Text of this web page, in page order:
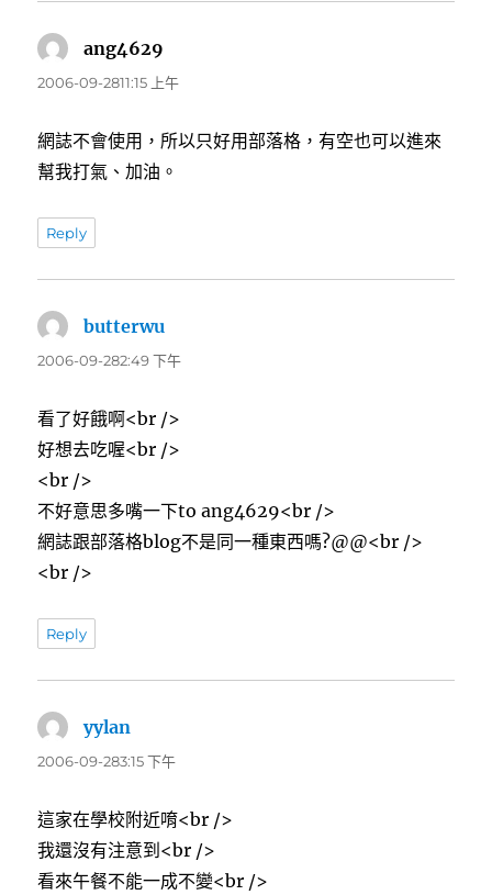
ang4629
示:
2006-09-2811:15 上午
網誌不會使用，所以只好用部落格，有空也可以進來
幫我打氣、加油。
Reply
butterwu
示:
2006-09-282:49 下午
看了好餓啊<br />
好想去吃喔<br />
<br />
不好意思多嘴一下to ang4629<br />
網誌跟部落格blog不是同一種東西嗎?@@<br />
<br />
Reply
yylan
示:
2006-09-283:15 下午
這家在學校附近唷<br />
我還沒有注意到<br />
看來午餐不能一成不變<br />